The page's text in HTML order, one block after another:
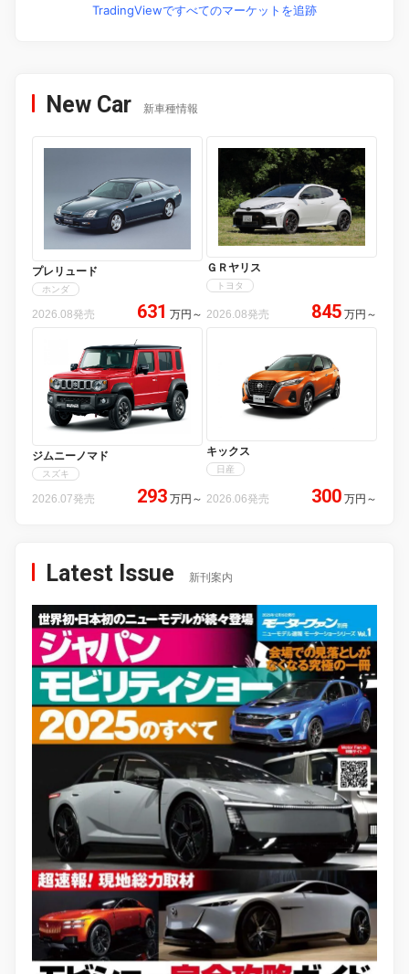
TradingViewですべてのマーケットを追跡
New Car 新車種情報
プレリュード
ホンダ
2026.08発売 631 万円 ～
ＧＲヤリス
トヨタ
2026.08発売 845 万円 ～
ジムニーノマド
スズキ
2026.07発売 293 万円 ～
キックス
日産
2026.06発売 300 万円 ～
Latest Issue 新刊案内